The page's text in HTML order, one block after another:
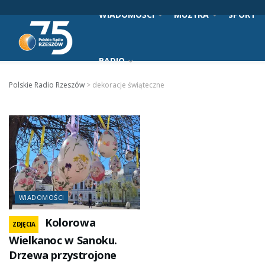
WIADOMOŚCI MUZYKA SPORT
RADIO
Polskie Radio Rzeszów > dekoracje świąteczne
WIADOMOŚCI
ZDJĘCIA
Kolorowa
Wielkanoc w Sanoku.
Drzewa przystrojone